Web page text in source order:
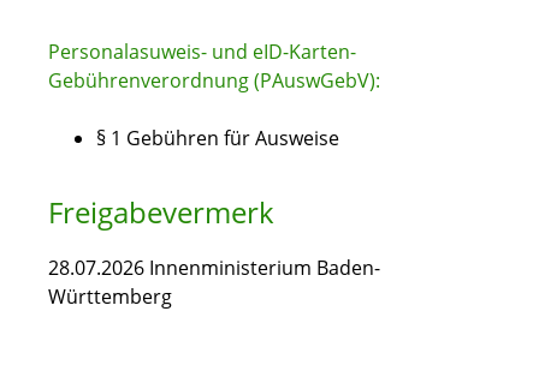
Personalasuweis- und eID-Karten-
Gebührenverordnung (PAuswGebV):
§ 1 Gebühren für Ausweise
Freigabevermerk
28.07.2026 Innenministerium Baden-
Württemberg